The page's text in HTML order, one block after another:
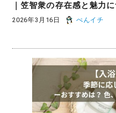
｜笠智衆の存在感と魅力
2026年3月16日 ぺんイチ